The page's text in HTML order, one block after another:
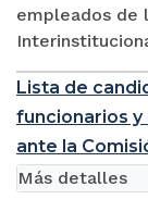
empleados de
Lista de
funcionarios y
ante la
Más detalles